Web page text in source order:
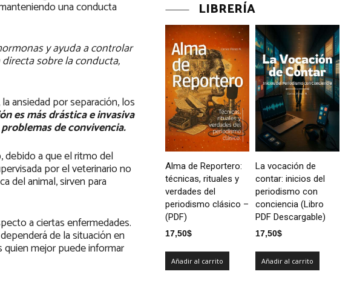
una conducta
y ayuda a controlar
sobre la conducta,
ansiedad por separación, los
es más drástica e invasiva
de convivencia.
debido a que el ritmo del
por el veterinario no
del animal, sirven para
a ciertas enfermedades.
de la situación en
quien mejor puede informar
LIBRERÍA
Alma de Reportero:
técnicas, rituales y
verdades del
periodismo clásico –
(PDF)
17,50$
Añadir al carrito
La vocación de
contar: inicios del
periodismo con
conciencia (Libro
PDF Descargable)
17,50$
Añadir al carrito